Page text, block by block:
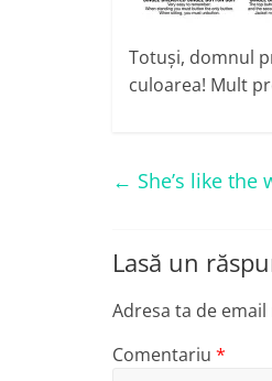
Totuși, domnul
culoarea! Mult
← She’s like the
Lasă un
Adresa ta de
Comentariu *